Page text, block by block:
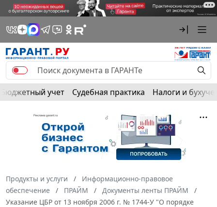
Бюджетный учет Судебная практика Налоги и
Продукты и услуги
Информационно-правовое
обеспечение
ПРАЙМ
Документы ленты ПРАЙМ
Указание ЦБР от 13 ноября 2006 г. № 1744-У "О порядке